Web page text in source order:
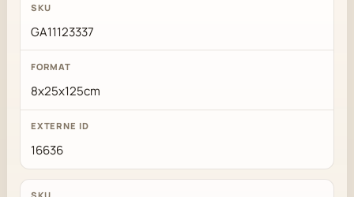
GA11123337
8x25x125cm
16636